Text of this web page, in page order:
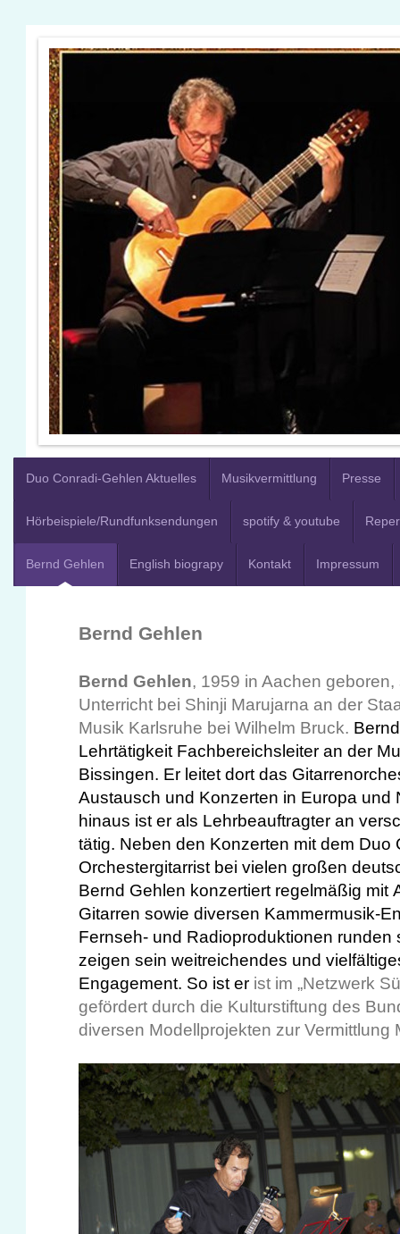
Duo Conradi-Gehlen Aktuelles Musikvermittlung Presse
Hörbeispiele/Rundfunksendungen spotify & youtube
Bernd Gehlen English biograpy Kontakt Impressum
Bernd Gehlen
Bernd Gehlen, 1959 in Aachen
Unterricht bei Shinji Marujarna an der
Musik Karlsruhe bei Wilhelm Bruck.
Lehrtätigkeit Fachbereichsleiter an der
Bissingen. Er leitet dort das
Austausch und Konzerten in Europa und
hinaus ist er als Lehrbeauftragter an
tätig. Neben den Konzerten mit dem Duo
Orchestergitarrist bei vielen großen
Bernd Gehlen konzertiert regelmäßig mit
Gitarren sowie diversen Kammermusik-
Fernseh- und Radioproduktionen runden
zeigen sein weitreichendes und
Engagement. So ist erist im „Netzwerk
gefördert durch die Kulturstiftung des
diversen Modellprojekten zur Vermittlung